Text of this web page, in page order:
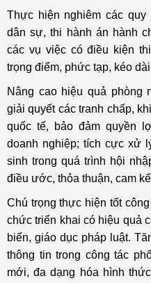
Thực hiện nghiêm các
dân sự, thi hành án hành
các vụ việc có điều kiện
trọng điểm, phức tạp, kéo
Nâng cao hiệu quả
giải quyết các tranh chấp,
quốc tế, bảo đảm quyền
doanh nghiệp; tích cực xử
sinh trong quá trình hội
điều ước, thỏa thuận, cam
Chú trọng thực hiện tốt
chức triển khai có hiệu quả
biến, giáo dục pháp luật.
thông tin trong công tác
mới, đa dạng hóa hình